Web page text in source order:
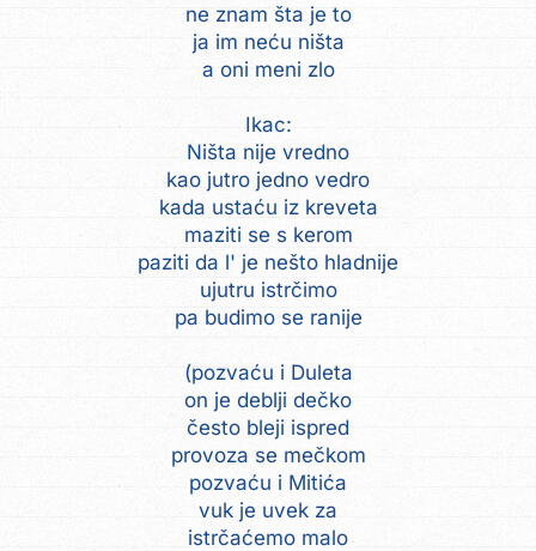
ne znam šta je to
ja im neću ništa
a oni meni zlo
Ikac:
Ništa nije vredno
kao jutro jedno vedro
kada ustaću iz kreveta
maziti se s kerom
paziti da l' je nešto hladnije
ujutru istrčimo
pa budimo se ranije
(pozvaću i Duleta
on je deblji dečko
često bleji ispred
provoza se mečkom
pozvaću i Mitića
vuk je uvek za
istrčaćemo malo